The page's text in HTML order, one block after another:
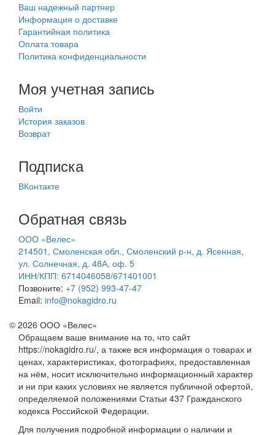
Ваш надежный партнер
Информация о доставке
Гарантийная политика
Оплата товара
Политика конфиденциальности
Моя учетная запись
Войти
История заказов
Возврат
Подписка
ВКонтакте
Обратная связь
ООО «Велес»
214501, Смоленская обл., Смоленский р-н, д. Ясенная,
ул. Солнечная, д. 48А, оф. 5
ИНН/КПП: 6714046058/671401001
Позвоните: +7 (952) 993-47-47
Email: info@nokagidro.ru
© 2026 ООО «Велес»
Обращаем ваше внимание на то, что сайт
https://nokagidro.ru/, а также вся информация о товарах и
ценах, характеристиках, фотографиях, предоставленная
на нём, носит исключительно информационный характер
и ни при каких условиях не является публичной офертой,
определяемой положениями Статьи 437 Гражданского
кодекса Российской Федерации.
Для получения подробной информации о наличии и